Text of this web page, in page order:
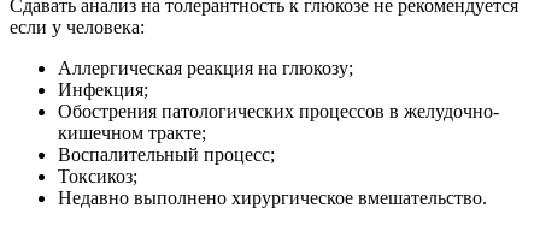
Сдавать анализ на толерантность к глюкозе не рекомендуется
если у человека:
Аллергическая реакция на глюкозу;
Инфекция;
Обострения патологических процессов в желудочно-
кишечном тракте;
Воспалительный процесс;
Токсикоз;
Недавно выполнено хирургическое вмешательство.